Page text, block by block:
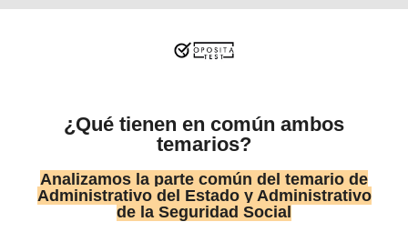
¿Qué tienen en común ambos
temarios?
Analizamos la parte común del temario de
Administrativo del Estado y Administrativo
de la Seguridad Social